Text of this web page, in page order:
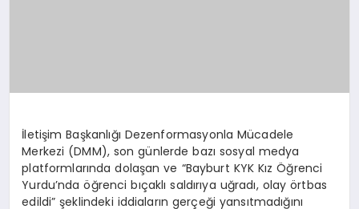
İletişim Başkanlığı Dezenformasyonla Mücadele
Merkezi (DMM), son günlerde bazı sosyal medya
platformlarında dolaşan ve “Bayburt KYK Kız Öğrenci
Yurdu’nda öğrenci bıçaklı saldırıya uğradı, olay örtbas
edildi” şeklindeki iddiaların gerçeği yansıtmadığını